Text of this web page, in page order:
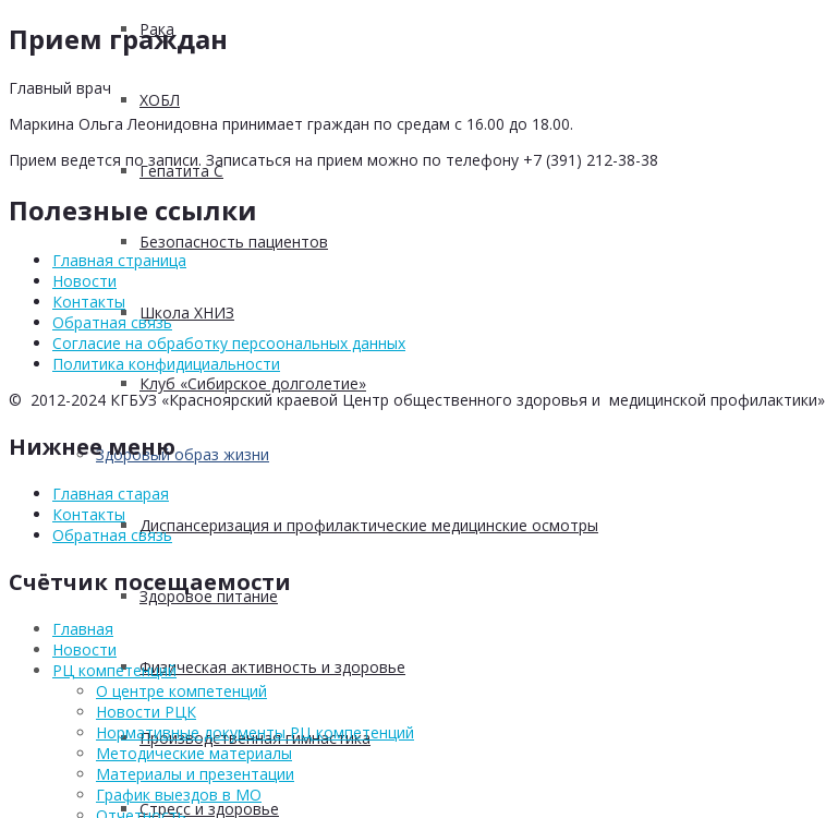
Рака
ХОБЛ
Гепатита С
Безопасность пациентов
Школа ХНИЗ
Клуб «Сибирское долголетие»
Здоровый образ жизни
Диспансеризация и профилактические медицинские осмотры
Здоровое питание
Физическая активность и здоровье
Производственная гимнастика
Стресс и здоровье
Прием граждан
Главный врач
Маркина Ольга Леонидовна принимает граждан по средам с 16.00 до 18.00.
Прием ведется по записи. Записаться на прием можно по телефону +7 (391) 212-38-38
Полезные ссылки
Главная страница
Новости
Контакты
Обратная связь
Согласие на обработку персоональных данных
Политика конфидициальности
© 2012-2024 КГБУЗ «Красноярский краевой Центр общественного здоровья и медицинской профилактики»
Нижнее меню
Главная старая
Контакты
Обратная связь
Счётчик посещаемости
Главная
Новости
РЦ компетенций
О центре компетенций
Новости РЦК
Нормативные документы РЦ компетенций
Методические материалы
Материалы и презентации
График выездов в МО